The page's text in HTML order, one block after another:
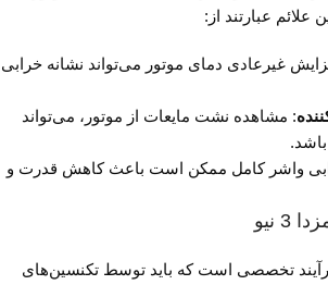
علائم عبارتند از:
غیرعادی دمای موتور می‌تواند نشانه خرابی
: مشاهده نشت مایعات از موتور، می‌تواند
واشر کامل ممکن است باعث کاهش قدرت و
تخصصی است که باید توسط تکنسین‌های